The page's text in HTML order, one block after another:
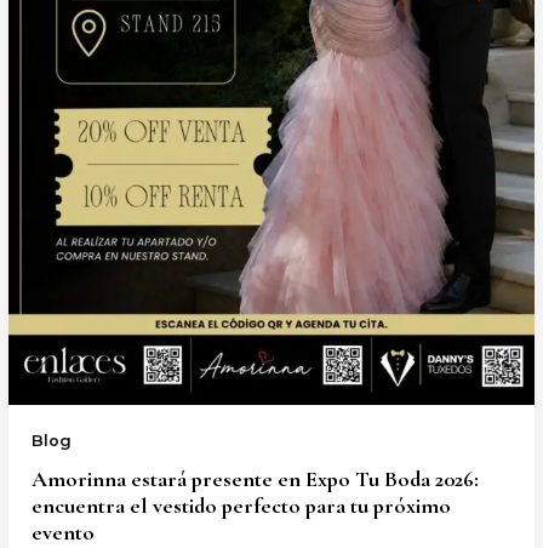
Blog
Amorinna estará presente en Expo Tu Boda 2026:
encuentra el vestido perfecto para tu próximo
evento